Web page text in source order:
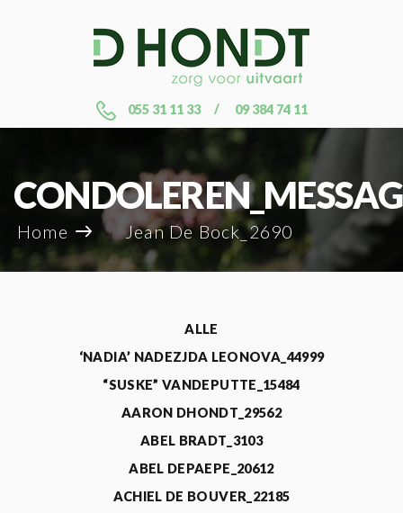
055 31 11 33 09 384 74 11
Home Jean De Bock_2690
ALLE
‘NADIA’ NADEZJDA LEONOVA_44999
“SUSKE” VANDEPUTTE_15484
AARON DHONDT_29562
ABEL BRADT_3103
ABEL DEPAEPE_20612
ACHIEL DE BOUVER_22185